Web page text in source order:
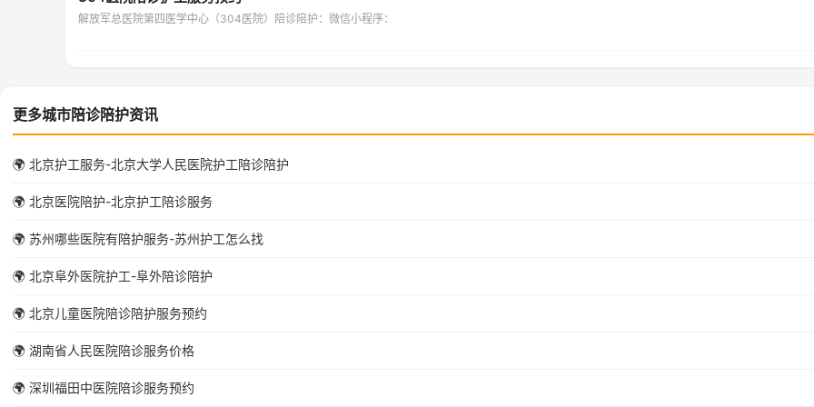
解放军总医院第四医学中心（304医院）陪诊陪护：微信小程序：
更多城市陪诊陪护资讯
🌍 北京护工服务-北京大学人民医院护工陪诊陪护
🌍 北京医院陪护-北京护工陪诊服务
🌍 苏州哪些医院有陪护服务-苏州护工怎么找
🌍 北京阜外医院护工-阜外陪诊陪护
🌍 北京儿童医院陪诊陪护服务预约
🌍 湖南省人民医院陪诊服务价格
🌍 深圳福田中医院陪诊服务预约